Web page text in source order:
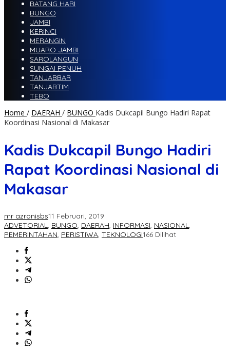
BATANG HARI
BUNGO
JAMBI
KERINCI
MERANGIN
MUARO JAMBI
SAROLANGUN
SUNGAI PENUH
TANJABBAR
TANJABTIM
TEBO
Home / DAERAH / BUNGO Kadis Dukcapil Bungo Hadiri Rapat
Koordinasi Nasional di Makasar
Kadis Dukcapil Bungo Hadiri
Rapat Koordinasi Nasional di
Makasar
mr azronisbs11 Februari, 2019
ADVETORIAL, BUNGO, DAERAH, INFORMASI, NASIONAL,
PEMERINTAHAN, PERISTIWA, TEKNOLOGI166 Dilihat